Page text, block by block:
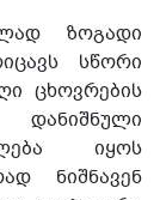
ზოგადი
სწორი
ცხოვრების
იყოს
ნიშნავენ